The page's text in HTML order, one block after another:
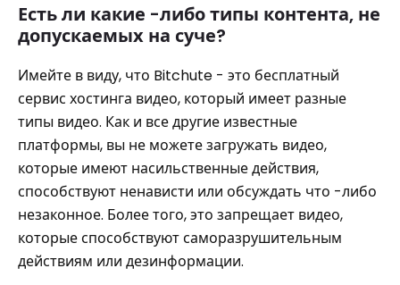
Есть ли какие -либо типы контента, не
допускаемых на суче?
Имейте в виду, что Bitchute - это бесплатный
сервис хостинга видео, который имеет разные
типы видео. Как и все другие известные
платформы, вы не можете загружать видео,
которые имеют насильственные действия,
способствуют ненависти или обсуждать что -либо
незаконное. Более того, это запрещает видео,
которые способствуют саморазрушительным
действиям или дезинформации.